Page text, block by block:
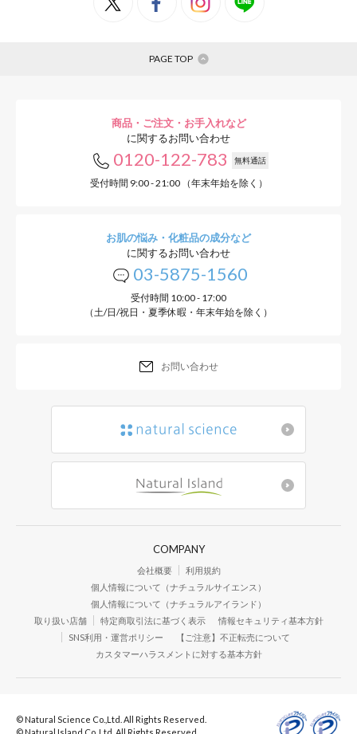
PAGE TOP
商品・ご注文・お手入れなど
に関するお問い合わせ
0120-122-783 無料通話
受付時間 9:00 - 21:00 （年末年始を除く）
お肌の悩み・化粧品の成分など
に関するお問い合わせ
03-5875-1560
受付時間 10:00 - 17:00
（土/日/祝日・夏季休暇・年末年始を除く）
お問い合わせ
COMPANY
会社概要
利用規約
個人情報について（ナチュラルサイエンス）
個人情報について（ナチュラルアイランド）
取り扱い店舗
特定商取引法に基づく表示
情報セキュリティ基本方針
SNS利用・運営ポリシー
【ご注意】不正転売について
カスタマーハラスメントに対する基本方針
© Natural Science Co.,Ltd. All Rights Reserved.